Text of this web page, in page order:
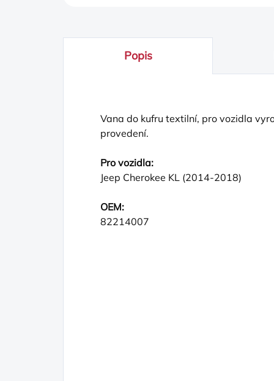
Popis
Vana do kufru textilní, pro vozidla
provedení.
Pro vozidla:
Jeep Cherokee KL (2014-2018)
OEM:
82214007